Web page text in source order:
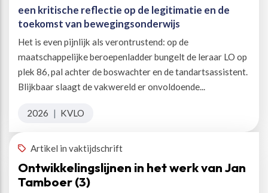
een kritische reflectie op de legitimatie en de
toekomst van bewegingsonderwijs
Het is even pijnlijk als verontrustend: op de
maatschappelijke beroepenladder bungelt de leraar LO op
plek 86, pal achter de boswachter en de tandartsassistent.
Blijkbaar slaagt de vakwereld er onvoldoende...
2026 | KVLO
Artikel in vaktijdschrift
Ontwikkelingslijnen in het werk van Jan
Tamboer (3)